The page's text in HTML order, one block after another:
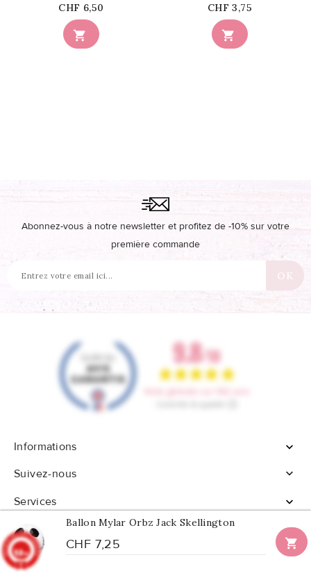

Prix
CHF 6,50

Prix
CHF 3,75
Ballon Mylar Orbz Jack Skellington
CHF 7,25 
Abonnez-vous à notre newsletter et profitez de -10% sur votre
première commande
Informations

Suivez-nous

Services

9.8/10
902 avis